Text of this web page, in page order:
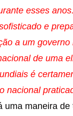
esses
e
a um governo
de uma
é
nacional
uma maneira de